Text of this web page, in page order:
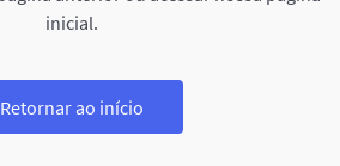
inicial.
Retornar ao início